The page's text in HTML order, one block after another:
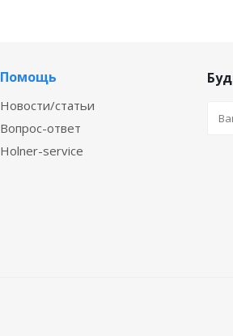
Помощь
Новости/статьи
Вопрос-ответ
Holner-service